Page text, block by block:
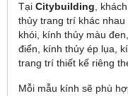
Tại Citybuilding ,
thủy trang trí khác
khói, kính thủy màu
điển, kính thủy ép lụa,
trang trí thiết kế riêng
Mỗi mẫu kính sẽ phù